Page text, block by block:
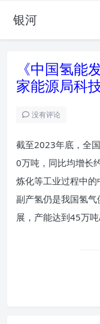
银河
《中国氢能
家能源局科技
没有评论
截至2023年底，全
0万吨，同比均增长
炼化等工业过程中
副产氢仍是我国氢
展，产能达到45万